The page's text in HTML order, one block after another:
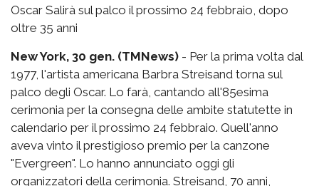
Oscar Salirà sul palco il prossimo 24 febbraio, dopo
oltre 35 anni
New York, 30 gen. (TMNews) - Per la prima volta dal
1977, l'artista americana Barbra Streisand torna sul
palco degli Oscar. Lo farà, cantando all'85esima
cerimonia per la consegna delle ambite statutette in
calendario per il prossimo 24 febbraio. Quell'anno
aveva vinto il prestigioso premio per la canzone
"Evergreen". Lo hanno annunciato oggi gli
organizzatori della cerimonia. Streisand, 70 anni,